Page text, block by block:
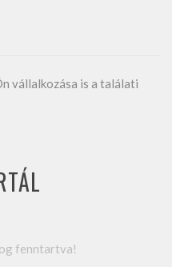
vállalkozása is a találati
fenntartva!